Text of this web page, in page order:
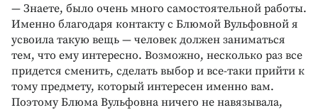
— Знаете, было очень много самостоятельной работы.
Именно благодаря контакту с Блюмой Вульфовной я
усвоила такую вещь — человек должен заниматься
тем, что ему интересно. Возможно, несколько раз все
придется сменить, сделать выбор и все-таки прийти к
тому предмету, который интересен именно вам.
Поэтому Блюма Вульфовна ничего не навязывала,